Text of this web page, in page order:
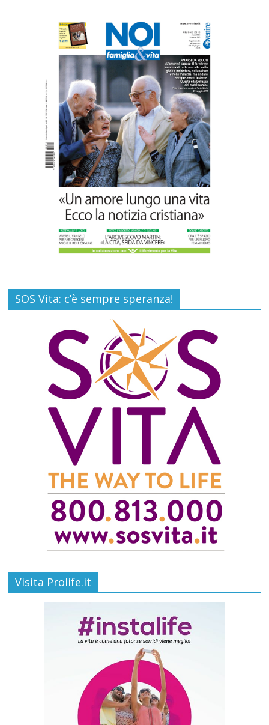
Inghilterra e Galles: la lobby
dell’eutanasia ci riprova. Ma il fronte del
“No” (medici in testa) si compatta
8 Luglio 2026 Commenti disabilitati
“Pace nel grembo è pace nel mondo”: a
Lecce il 46° Convegno Nazionale del
Movimento per la Vita
31 Luglio 2026 Commenti disabilitati
SOS Vita: c’è sempre speranza!
Visita Prolife.it